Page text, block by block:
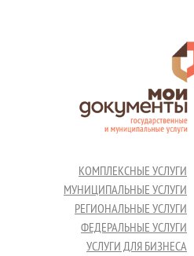
КОМПЛЕКСНЫЕ УСЛУГИ
МУНИЦИПАЛЬНЫЕ УСЛУГИ
РЕГИОНАЛЬНЫЕ УСЛУГИ
ФЕДЕРАЛЬНЫЕ УСЛУГИ
УСЛУГИ ДЛЯ БИЗНЕСА